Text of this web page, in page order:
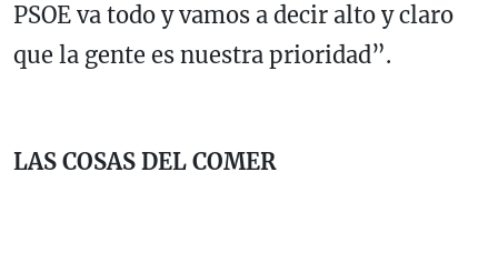
PSOE va todo y vamos a decir alto y claro
que la gente es nuestra prioridad”.
LAS COSAS DEL COMER